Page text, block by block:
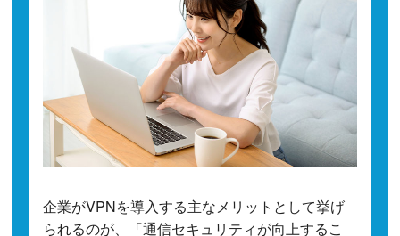
企業がVPNを導入する主なメリットとして挙げ
られるのが、「通信セキュリティが向上するこ